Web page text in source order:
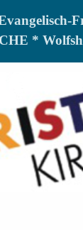
*